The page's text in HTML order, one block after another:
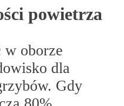
powietrza
w oborze
dla
Gdy